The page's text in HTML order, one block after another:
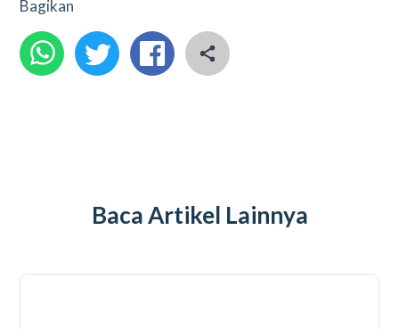
Bagikan
Baca Artikel Lainnya